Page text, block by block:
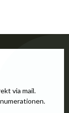
via mail.